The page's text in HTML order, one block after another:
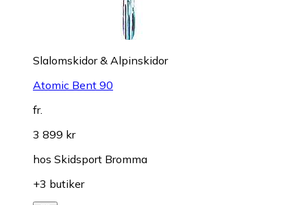
Slalomskidor & Alpinskidor
Atomic Bent 90
fr.
3 899 kr
hos Skidsport Bromma
+3 butiker